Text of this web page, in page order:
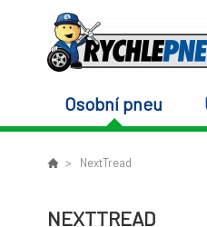
Osobní pneu
NextTread
NEXTTREAD